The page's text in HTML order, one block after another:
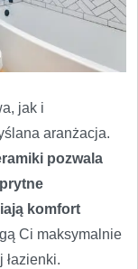
jak i
aranżacja.
pozwala
komfort
Ci maksymalnie